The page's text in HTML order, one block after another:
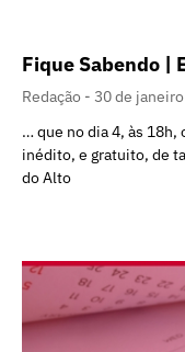
Fique Sabendo |
Redação
30 de
… que no dia 4, às 18h,
inédito, e gratuito, de
do Alto